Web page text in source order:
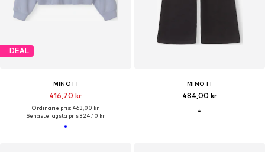
DEAL
MINOTI
416,70 kr
Ordinarie pris: 463,00 kr
Senaste lägsta pris:324,10 kr
MINOTI
484,00 kr